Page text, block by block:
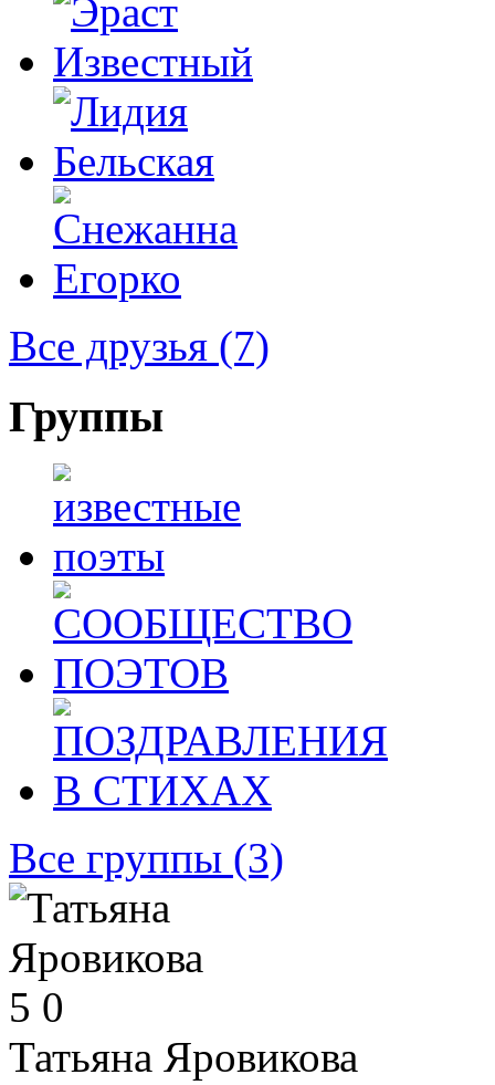
Все друзья (7)
Группы
Все группы (3)
5 0
Татьяна Яровикова